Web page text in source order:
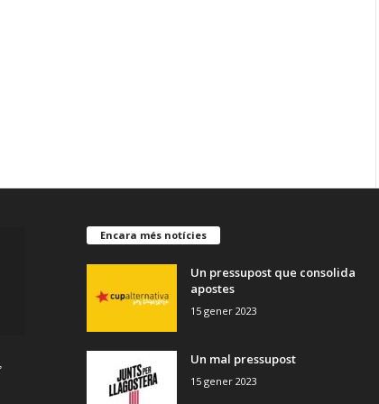
Encara més notícies
Un pressupost que consolida
apostes
15 gener 2023
Un mal pressupost
15 gener 2023